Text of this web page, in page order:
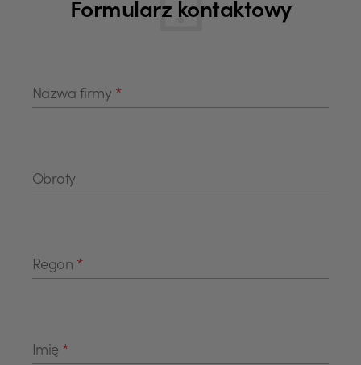
Formularz kontaktowy
Nazwa firmy *
Obroty
Regon *
Imię *